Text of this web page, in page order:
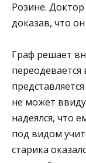
Розине. Доктор
доказав, что
Граф решает
не может
надеялся, что
под видом
старика